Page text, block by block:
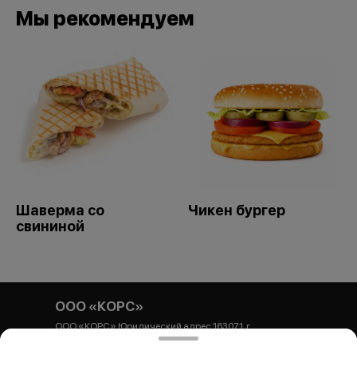
Мы рекомендуем
Шаверма со
свининой
Чикен бургер
ООО «КОРС»
ООО «КОРС» Юридический адрес 163071, г.
Архангельск, ул. Гайдара, 44, корпус 1, офис 54